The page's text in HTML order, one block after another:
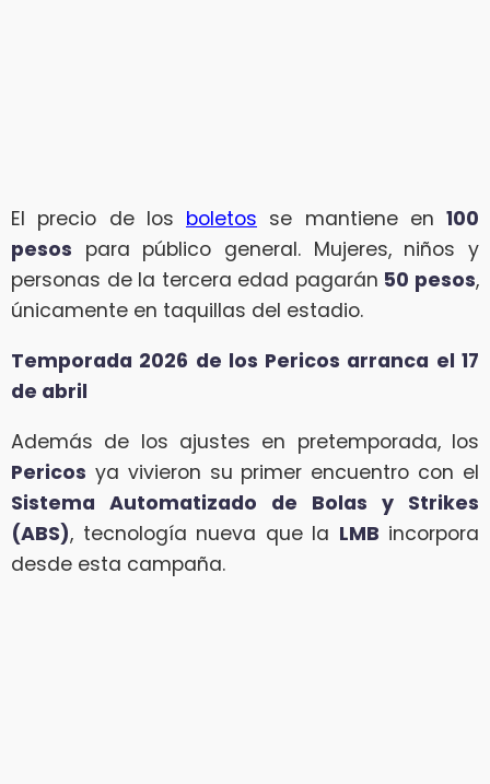
El precio de los boletos se mantiene en 100
pesos para público general. Mujeres, niños y
personas de la tercera edad pagarán 50 pesos,
únicamente en taquillas del estadio.
Temporada 2026 de los Pericos arranca el 17
de abril
Además de los ajustes en pretemporada, los
Pericos ya vivieron su primer encuentro con el
Sistema Automatizado de Bolas y Strikes
(ABS), tecnología nueva que la LMB incorpora
desde esta campaña.